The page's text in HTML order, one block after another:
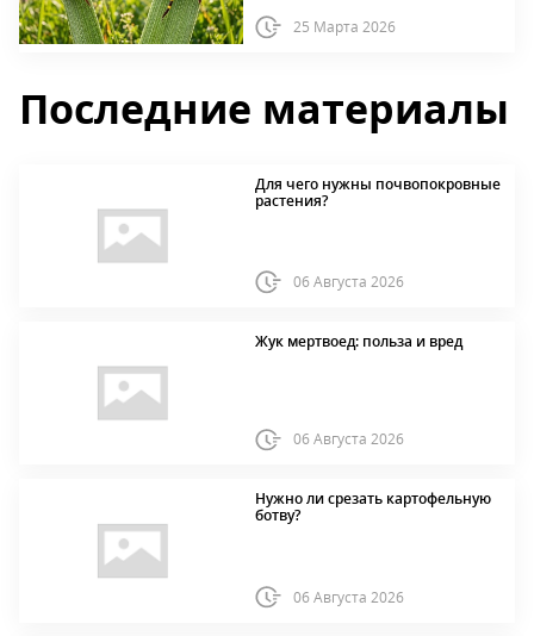
25 Марта 2026
Последние материалы
Для чего нужны почвопокровные
растения?
06 Августа 2026
Жук мертвоед: польза и вред
06 Августа 2026
Нужно ли срезать картофельную
ботву?
06 Августа 2026